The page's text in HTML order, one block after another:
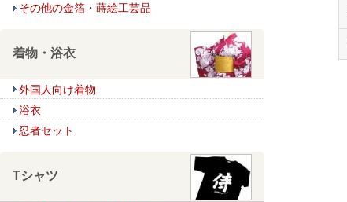
その他の金箔・蒔絵工芸品
着物・浴衣
外国人向け着物
浴衣
忍者セット
Tシャツ